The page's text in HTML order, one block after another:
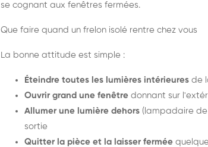
se cognant aux fenêtres fermées.
Que faire quand un frelon isolé rentre chez vous
La bonne attitude est simple :
Éteindre toutes les lumières intérieures de
Ouvrir grand une fenêtre donnant sur
Allumer une lumière dehors (lampadaire
sortie
Quitter la pièce et la laisser fermée